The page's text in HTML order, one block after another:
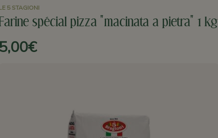
5 STAGIONI
spécial pizza "macinata a pietra" 1 kg